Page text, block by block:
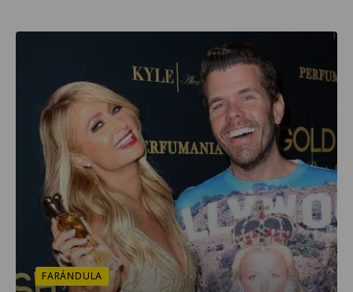
FARÁNDULA